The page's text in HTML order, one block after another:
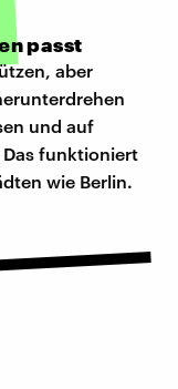
passt
aber
und auf
Das funktioniert
wie Berlin.